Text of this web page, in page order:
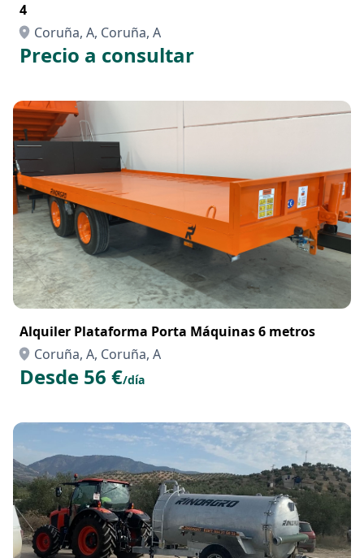
4
Coruña, A, Coruña, A
Precio a consultar
Alquiler Plataforma Porta Máquinas 6 metros
Coruña, A, Coruña, A
Desde 56 €/día